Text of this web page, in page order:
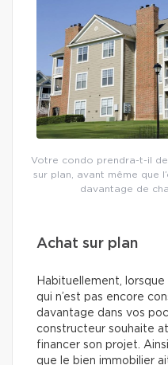
Votre condo prendra-t-il
sur plan, avant même que
davantage de
Achat sur plan
Habituellement,
qui n’est pas encore
davantage dans vos
constructeur souhaite
financer son projet.
que le bien immobilier